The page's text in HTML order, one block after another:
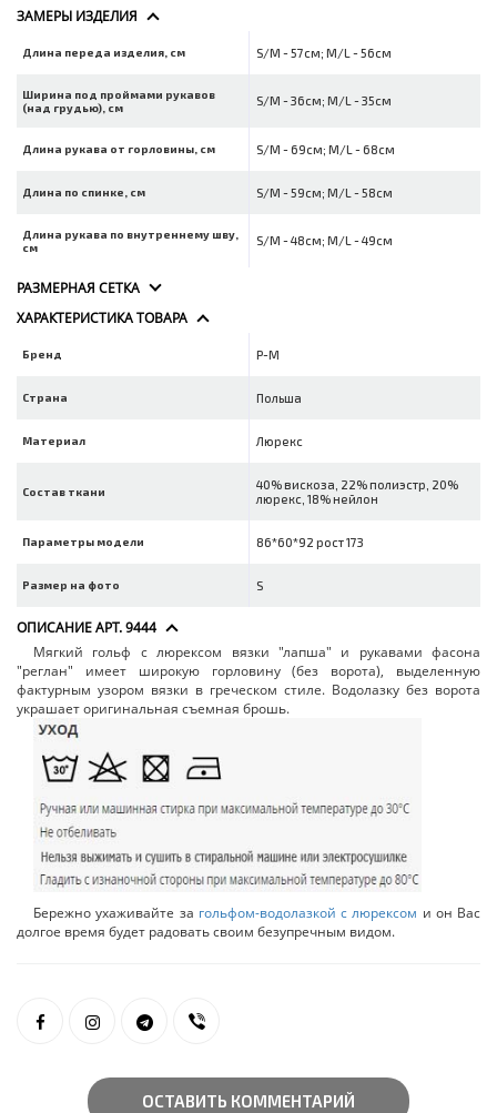
ЗАМЕРЫ ИЗДЕЛИЯ
Длина переда изделия, см S/M - 57см; M/L - 56см
Ширина под проймами рукавов
(над грудью), см
S/M - 36см; M/L - 35см
Длина рукава от горловины, см S/M - 69см; M/L - 68см
Длина по спинке, см S/M - 59см; M/L - 58см
Длина рукава по внутреннему шву,
см
S/M - 48см; M/L - 49см
РАЗМЕРНАЯ СЕТКА
ХАРАКТЕРИСТИКА ТОВАРА
Бренд P-M
Страна Польша
Материал Люрекс
Состав ткани
40% вискоза, 22% полиэстр, 20%
люрекс, 18% нейлон
Параметры модели 86*60*92 рост 173
Размер на фото S
ОПИСАНИЕ АРТ. 9444
Мягкий гольф с люрексом вязки "лапша" и рукавами фасона
"реглан" имеет широкую горловину (без ворота), выделенную
фактурным узором вязки в греческом стиле. Водолазку без ворота
украшает оригинальная съемная брошь.
Бережно ухаживайте за гольфом-водолазкой с люрексом и он Вас
долгое время будет радовать своим безупречным видом.
ОСТАВИТЬ КОММЕНТАРИЙ